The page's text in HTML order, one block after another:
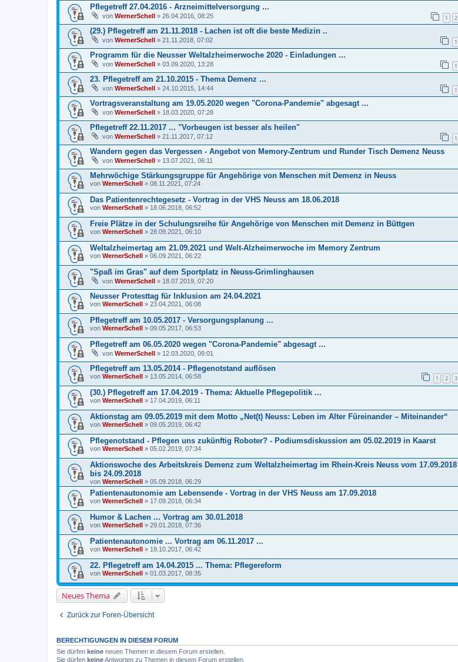
Pflegetreff 27.04.2016 - Arzneimittelversorgung ...
von WernerSchell » 26.04.2016, 08:25 1 2
(29.) Pflegetreff am 21.11.2018 - Lachen ist oft die beste Medizin ..
von WernerSchell » 21.11.2018, 07:02 1
Programm für die Neusser Weltalzheimerwoche 2020 - Einladungen ...
von WernerSchell » 03.09.2020, 13:28 1
23. Pflegetreff am 21.10.2015 - Thema Demenz ...
von WernerSchell » 24.10.2015, 14:44 1
Vortragsveranstaltung am 19.05.2020 wegen "Corona-Pandemie" abgesagt ...
von WernerSchell » 18.03.2020, 07:28
Pflegetreff 22.11.2017 ... "Vorbeugen ist besser als heilen"
von WernerSchell » 21.11.2017, 07:12 1
Wandern gegen das Vergessen - Angebot von Memory-Zentrum und Runder Tisch Demenz Neuss
von WernerSchell » 13.07.2021, 06:11
Mehrwöchige Stärkungsgruppe für Angehörige von Menschen mit Demenz in Neuss
von WernerSchell » 08.11.2021, 07:24
Das Patientenrechtegesetz - Vortrag in der VHS Neuss am 18.06.2018
von WernerSchell » 18.06.2018, 06:52
Freie Plätze in der Schulungsreihe für Angehörige von Menschen mit Demenz in Büttgen
von WernerSchell » 28.09.2021, 06:10
Weltalzheimertag am 21.09.2021 und Welt-Alzheimerwoche im Memory Zentrum
von WernerSchell » 06.09.2021, 06:22
"Spaß im Gras" auf dem Sportplatz in Neuss-Grimlinghausen
von WernerSchell » 18.07.2019, 07:20
Neusser Protesttag für Inklusion am 24.04.2021
von WernerSchell » 23.04.2021, 06:08
Pflegetreff am 10.05.2017 - Versorgungsplanung ...
von WernerSchell » 09.05.2017, 06:53
Pflegetreff am 06.05.2020 wegen "Corona-Pandemie" abgesagt ...
von WernerSchell » 12.03.2020, 09:01
Pflegetreff am 13.05.2014 - Pflegenotstand auflösen
von WernerSchell » 13.05.2014, 06:58 1 2 3
(30.) Pflegetreff am 17.04.2019 - Thema: Aktuelle Pflegepolitik ...
von WernerSchell » 17.04.2019, 06:11
Aktionstag am 09.05.2019 mit dem Motto „Net(t) Neuss: Leben im Alter Füreinander – Miteinander“
von WernerSchell » 09.05.2019, 06:42
Pflegenotstand - Pflegen uns zukünftig Roboter? - Podiumsdiskussion am 05.02.2019 in Kaarst
von WernerSchell » 05.02.2019, 07:34
Aktionswoche des Arbeitskreis Demenz zum Weltalzheimertag im Rhein-Kreis Neuss vom 17.09.2018
bis 24.09.2018
von WernerSchell » 05.09.2018, 06:29
Patientenautonomie am Lebensende - Vortrag in der VHS Neuss am 17.09.2018
von WernerSchell » 17.09.2018, 06:34
Humor & Lachen ... Vortrag am 30.01.2018
von WernerSchell » 29.01.2018, 07:36
Patientenautonomie ... Vortrag am 06.11.2017 ...
von WernerSchell » 19.10.2017, 06:42
22. Pflegetreff am 14.04.2015 ... Thema: Pflegereform
von WernerSchell » 01.03.2017, 08:35
Neues Thema
Zurück zur Foren-Übersicht
BERECHTIGUNGEN IN DIESEM FORUM
Sie dürfen keine neuen Themen in diesem Forum erstellen.
Sie dürfen keineAntworten zu Themen in diesem Forum erstellen.